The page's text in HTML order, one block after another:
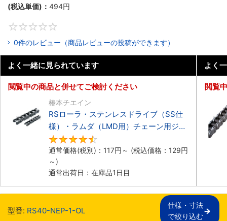
(税込単価)： 494円
0件のレビュー（商品レビューの投稿ができます）
よく一緒に見られています
閲覧中の商品と併せてご検討ください
椿本チエイン
RSローラ・ステンレスドライブ（SS仕
様）・ラムダ（LMD用）チェーン用ジョ
イントリンク
通常価格(税別)： 117円 ～ (税込価格： 129円
～)
通常出荷日：在庫品1日目
よく
閲覧
型番: RS40-NEP-1-OL
仕様・寸法
で絞り込む